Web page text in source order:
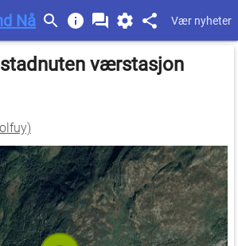
Nå Vær nyheter
værstasjon